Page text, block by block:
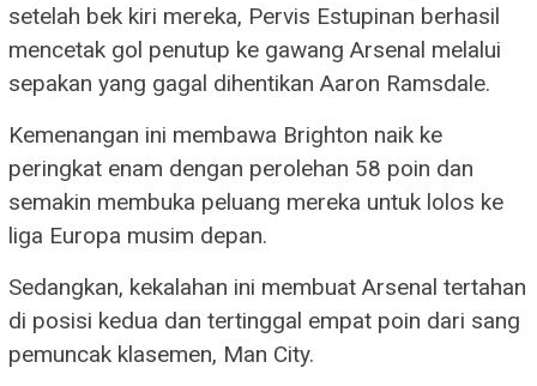
setelah bek kiri mereka, Pervis Estupinan berhasil
mencetak gol penutup ke gawang Arsenal melalui
sepakan yang gagal dihentikan Aaron Ramsdale.
Kemenangan ini membawa Brighton naik ke
peringkat enam dengan perolehan 58 poin dan
semakin membuka peluang mereka untuk lolos ke
liga Europa musim depan.
Sedangkan, kekalahan ini membuat Arsenal tertahan
di posisi kedua dan tertinggal empat poin dari sang
pemuncak klasemen, Man City.